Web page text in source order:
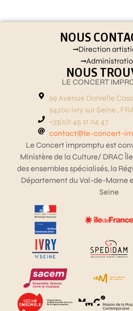
NOUS
Direction
NOUS
LE CONCERT
69 Avenue Danielle
94200 Ivry sur Seine ,
+33(0)1 45 21 04 47
contact@le-concert-
Le Concert impromptu est
Ministère de la Culture/ DRAC
des ensembles spécialisés, la
Département du Val-de-Marne
Seine